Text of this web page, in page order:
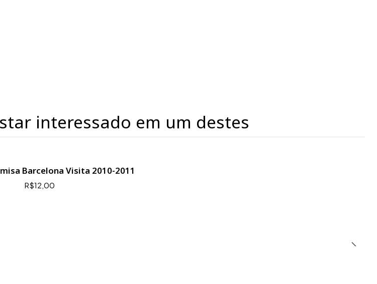
interessado em um destes
Barcelona Visita 2010-2011
R$12,00